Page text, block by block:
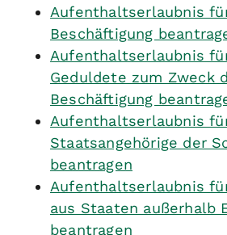
Aufenthaltserlaubnis
Beschäftigung
Aufenthaltserlaubnis
Geduldete zum Zweck
Beschäftigung
Aufenthaltserlaubnis
Staatsangehörige der
beantragen
Aufenthaltserlaubnis
aus Staaten außerhalb
beantragen